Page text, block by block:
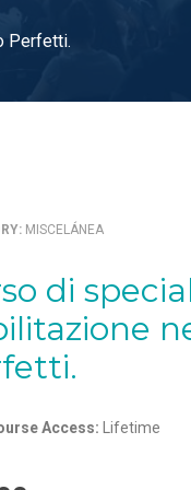
Perfetti.
MISCELÁNEA
Access:Lifetime